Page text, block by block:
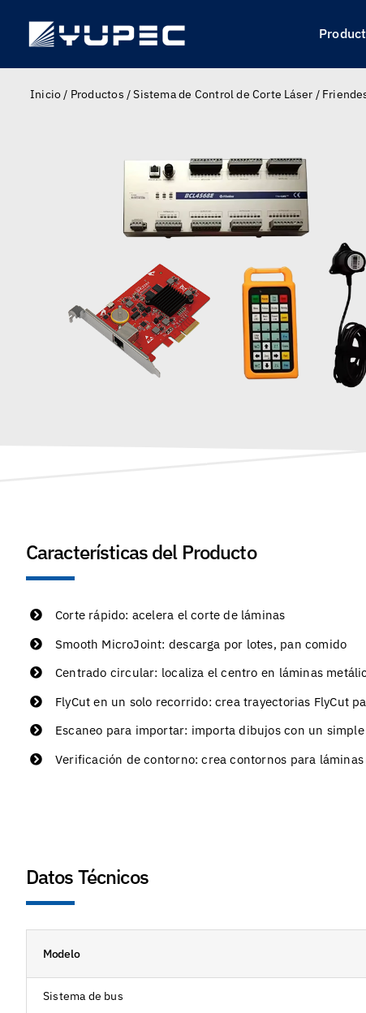
content
Inicio/ Productos /Sistema de Control de Corte Láser /
Características del Producto
Corte rápido: acelera el corte de láminas
Smooth MicroJoint: descarga por lotes, pan comido
Centrado circular: localiza el centro en láminas
FlyCut en un solo recorrido: crea trayectorias FlyCut
Escaneo para importar: importa dibujos con un simple
Verificación de contorno: crea contornos para
Datos Técnicos
Modelo
Sistema de bus